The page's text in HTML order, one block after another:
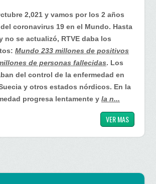
2,021 y vamos por los 2 años
coronavirus 19 en el Mundo. Hasta
no se actualizó, RTVE daba los
Mundo 233 millones de positivos
de personas fallecidas. Los
del control de la enfermedad en
y otros estados nórdicos. En la
progresa lentamente y la n...
VER MAS